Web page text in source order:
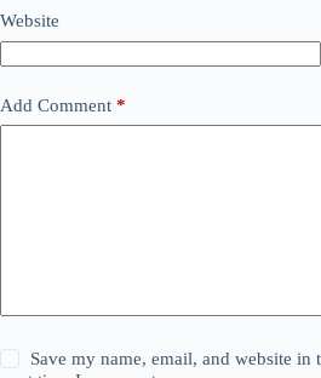
Website
Add Comment *
Save my name, email, and website in